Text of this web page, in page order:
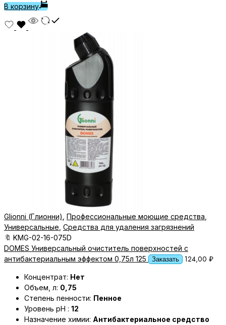
В корзину
Glionni (Глионни) Профессиональные моющие средства
Универсальные Средства для удаления загрязнений
🔖 KMG-02-16-075D
DOMES Универсальный очиститель поверхностей с
антибактериальным эффектом 0,75л 125
Заказать 124,00 ₽
Концентрат: Нет
Объем, л: 0,75
Степень пенности: Пенное
Уровень pH : 12
Назначение химии: Антибактериальное средство